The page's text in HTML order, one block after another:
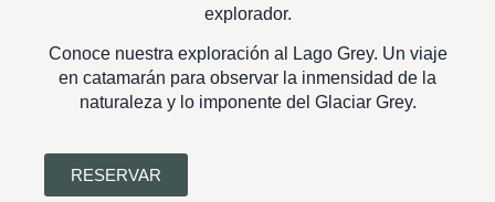
explorador.
Conoce nuestra exploración al Lago Grey. Un viaje
en catamarán para observar la inmensidad de la
naturaleza y lo imponente del Glaciar Grey.
RESERVAR